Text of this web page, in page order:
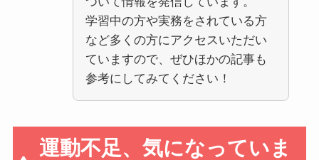
学習中の方や実務をされている方
など多くの方にアクセスいただい
ていますので、ぜひほかの記事も
参考にしてみてください！
運動不足、気になっていま